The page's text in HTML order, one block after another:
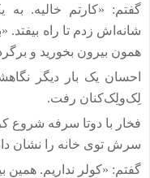
گفتم: «کارتم خالیه. به
شانه‌اش زدم تا راه بیفتد. «
همون بیرون بخورید و
احسان یک بار دیگر
لِک‌ولِک‌کنان رفت.
فخار با دوتا سرفه شروع
سرش توی خانه را نشان
گفتم: «کولر نداریم. همین